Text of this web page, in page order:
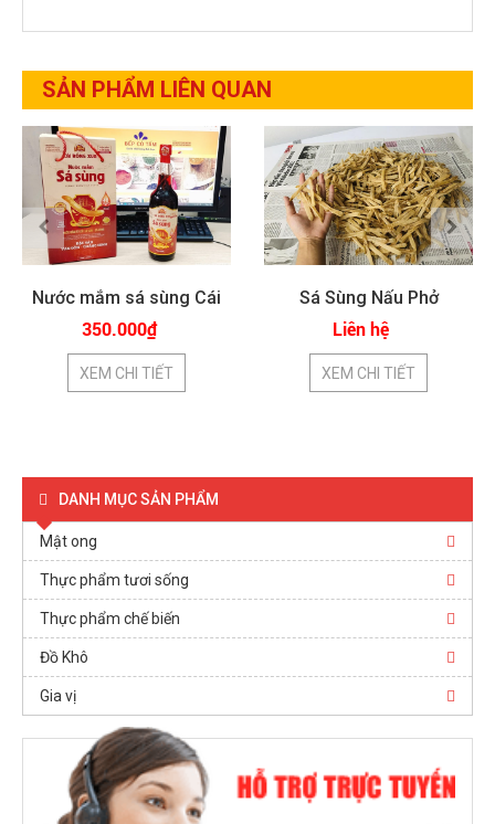
DANH MỤC SẢN PHẨM
Mật ong
Thực phẩm tươi sống
Thực phẩm chế biến
Đồ Khô
Gia vị
SẢN PHẨM LIÊN QUAN
Nước mắm sá sùng Cái
Rồng
350.000₫
XEM CHI TIẾT
Sá Sùng Nấu Phở
Liên hệ
XEM CHI TIẾT